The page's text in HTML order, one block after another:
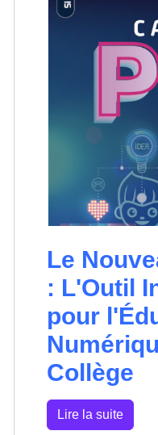
Le
: L'Outil
pour
Collège
Lire la suite